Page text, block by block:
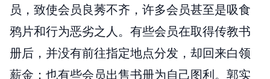
员，致使会员良莠不齐，许多会员甚至是吸食
鸦片和行为恶劣之人。有些会员在取得传教书
册后，并没有前往指定地点分发，却回来白领
薪金；也有些会员出售书册为自己图利。郭实